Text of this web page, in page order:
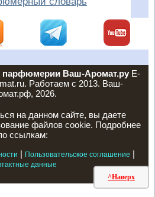
^Наверх
парфюмерии Ваш-Аромат.руE-
Работаем с 2013. Ваш-
2026.
на данном сайте, вы даете
файлов cookie. Подробнее
ссылкам:
| Пользовательское соглашение |
данные